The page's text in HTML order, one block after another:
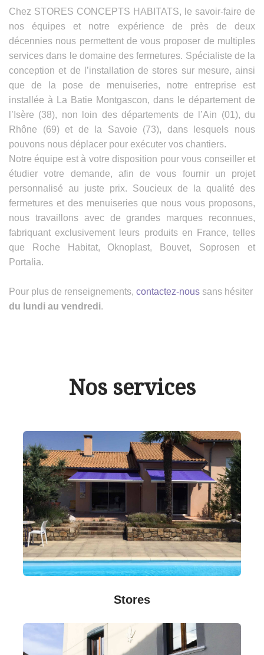
Chez STORES CONCEPTS HABITATS, le savoir-faire de
nos équipes et notre expérience de près de deux
décennies nous permettent de vous proposer de multiples
services dans le domaine des fermetures. Spécialiste de la
conception et de l’installation de stores sur mesure, ainsi
que de la pose de menuiseries, notre entreprise est
installée à La Batie Montgascon, dans le département de
l’Isère (38), non loin des départements de l’Ain (01), du
Rhône (69) et de la Savoie (73), dans lesquels nous
pouvons nous déplacer pour exécuter vos chantiers.
Notre équipe est à votre disposition pour vous conseiller et
étudier votre demande, afin de vous fournir un projet
personnalisé au juste prix. Soucieux de la qualité des
fermetures et des menuiseries que nous vous proposons,
nous travaillons avec de grandes marques reconnues,
fabriquant exclusivement leurs produits en France, telles
que Roche Habitat, Oknoplast, Bouvet, Soprosen et
Portalia.
Pour plus de renseignements, contactez-nous sans hésiter
du lundi au vendredi.
Nos services
Stores